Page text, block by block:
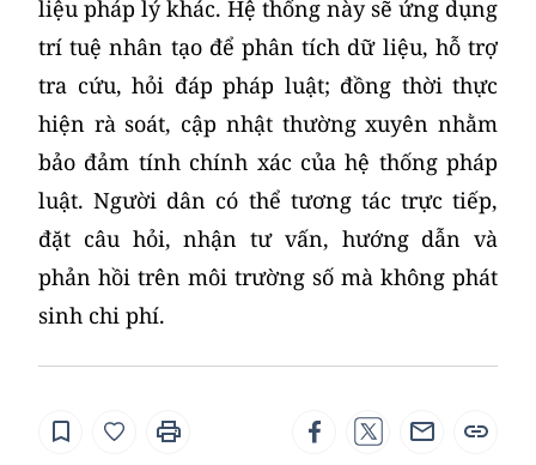
liệu pháp lý khác. Hệ thống này sẽ ứng dụng
trí tuệ nhân tạo để phân tích dữ liệu, hỗ trợ
tra cứu, hỏi đáp pháp luật; đồng thời thực
hiện rà soát, cập nhật thường xuyên nhằm
bảo đảm tính chính xác của hệ thống pháp
luật. Người dân có thể tương tác trực tiếp,
đặt câu hỏi, nhận tư vấn, hướng dẫn và
phản hồi trên môi trường số mà không phát
sinh chi phí.